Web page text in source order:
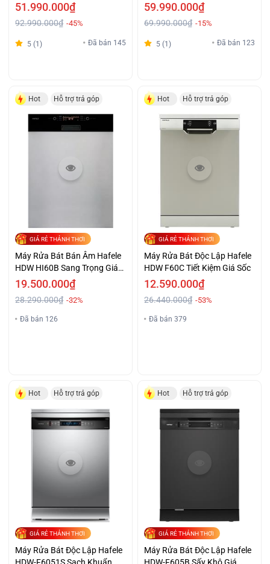
51.990.000₫
92.990.000₫ -45%
5 (1) Đã bán 145
59.990.000₫
69.990.000₫ -15%
5 (1) Đã bán 123
Hot Hỗ trợ trả góp
GIÁ RẺ THẢNH THƠI
Máy Rửa Bát Bán Âm Hafele
HDW HI60B Sang Trọng Giá
Tốt
19.500.000₫
28.290.000₫ -32%
Đã bán 126
Hot Hỗ trợ trả góp
GIÁ RẺ THẢNH THƠI
Máy Rửa Bát Độc Lập Hafele
HDW F60C Tiết Kiệm Giá Sốc
12.590.000₫
26.440.000₫ -53%
Đã bán 379
Hot Hỗ trợ trả góp
GIÁ RẺ THẢNH THƠI
Máy Rửa Bát Độc Lập Hafele
Hot Hỗ trợ trả góp
GIÁ RẺ THẢNH THƠI
Máy Rửa Bát Độc Lập Hafele